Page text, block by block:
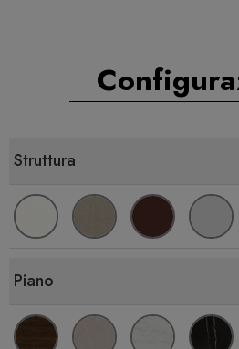
Struttura
Piano